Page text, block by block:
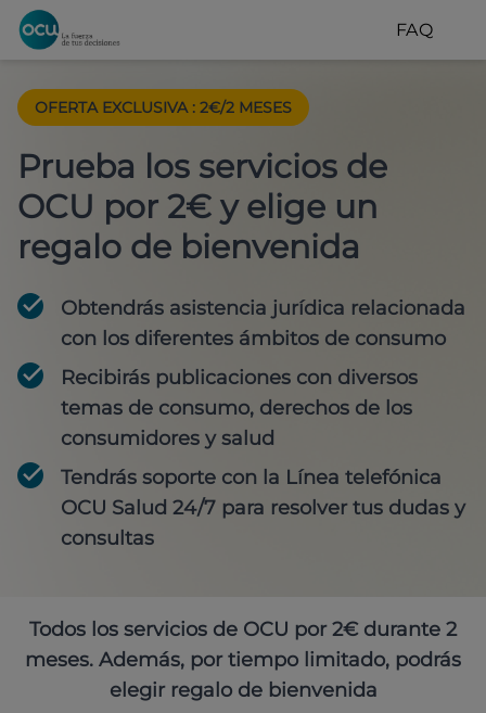
FAQ
OFERTA EXCLUSIVA : 2€/2 MESES
Prueba los servicios de
OCU por 2€ y elige un
regalo de bienvenida
Obtendrás asistencia jurídica relacionada
con los diferentes ámbitos de consumo
Recibirás publicaciones con diversos
temas de consumo, derechos de los
consumidores y salud
Tendrás soporte con la Línea telefónica
OCU Salud 24/7 para resolver tus dudas y
consultas
Todos los servicios de OCU por 2€ durante 2
meses. Además, por tiempo limitado, podrás
elegir regalo de bienvenida